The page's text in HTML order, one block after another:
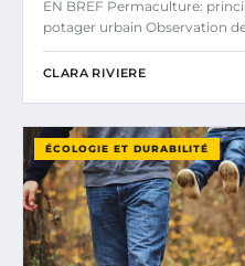
EN BREF Permaculture:
potager urbain Observation
CLARA RIVIERE
ÉCOLOGIE ET DURABILITÉ